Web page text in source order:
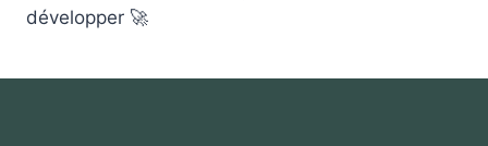
développer 🚀